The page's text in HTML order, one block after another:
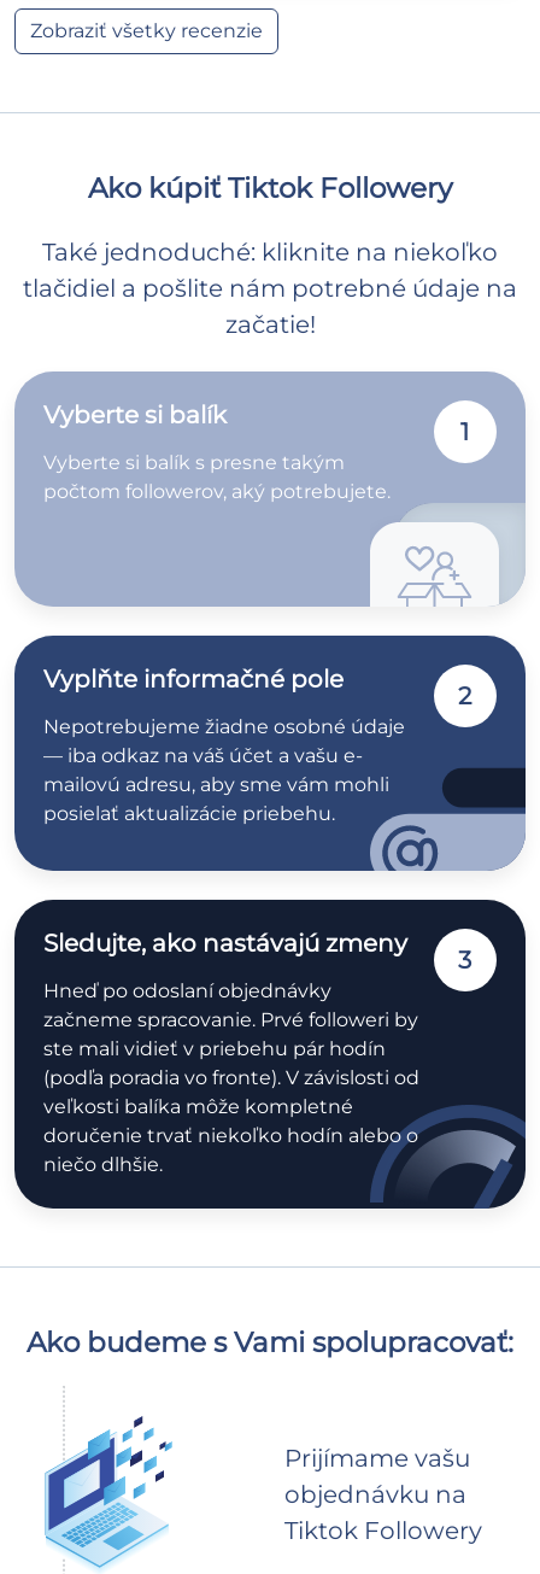
Zobraziť všetky recenzie
Ako kúpiť Tiktok Followery
Také jednoduché: kliknite na niekoľko
tlačidiel a pošlite nám potrebné údaje na
začatie!
Vyberte si balík
Vyberte si balík s presne takým
počtom followerov, aký potrebujete.
1
Vyplňte informačné pole
Nepotrebujeme žiadne osobné údaje
— iba odkaz na váš účet a vašu e-
mailovú adresu, aby sme vám mohli
posielať aktualizácie priebehu.
2
Sledujte, ako nastávajú zmeny
Hneď po odoslaní objednávky
začneme spracovanie. Prvé followeri by
ste mali vidieť v priebehu pár hodín
(podľa poradia vo fronte). V závislosti od
veľkosti balíka môže kompletné
doručenie trvať niekoľko hodín alebo o
niečo dlhšie.
3
Ako budeme s Vami spolupracovať:
Prijímame vašu
objednávku na
Tiktok Followery